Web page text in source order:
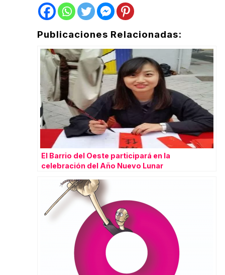
Publicaciones Relacionadas:
El Barrio del Oeste participará en la
celebración del Año Nuevo Lunar